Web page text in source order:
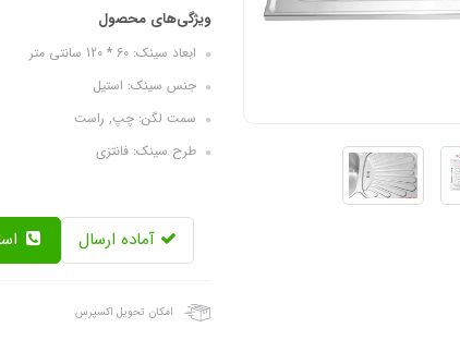
ویژگی‌های محصول
ابعاد سینک: 60 * 120 سانتی متر
جنس سینک: استیل
سمت لگن: چپ, راست
طرح سینک: فانتزی
آماده ارسال
امکان تحویل اکسپرس